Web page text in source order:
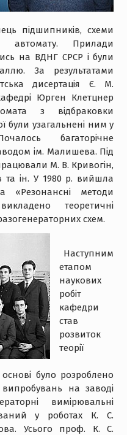
підшипників, схеми
автомату. Прилади
на ВДНГ СРСР і були
За результатами
дисертація Є. М.
Юрген Клетцнер
з відбраковки
були узагальнені ним у
багаторічне
ім. Малишева. Під
М. В. Кривогін,
та ін. У 1980 р. вийшла
«Резонансні методи
теоретичні
схем.
Наступним
етапом
наукових
робіт
кафедри
став
розвиток
теорії
було розроблено
на заводі
вимірювальні
у роботах К. С.
Усього проф. К. С.